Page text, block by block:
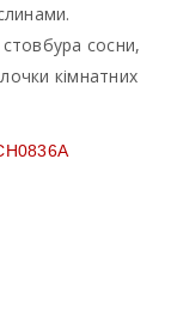
стовбура сосни,
кімнатних